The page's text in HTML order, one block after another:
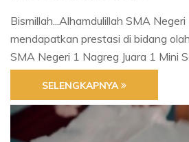
Bismillah...Alhamdulillah SMA
mendapatkan prestasi di bidang
SMA Negeri 1 Nagreg Juara 1 Mini
SELENGKAPNYA